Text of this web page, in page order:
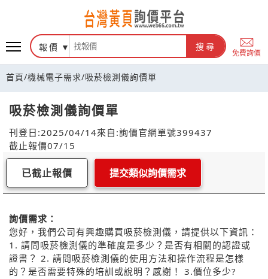
報價 搜尋
免費詢價
首頁/機械電子需求/吸菸檢測儀詢價單
吸菸檢測儀詢價單
刊登日:2025/04/14來自:詢價官網單號399437
截止報價07/15
已截止報價 提交類似詢價需求
詢價需求：
您好，我們公司有興趣購買吸菸檢測儀，請提供以下資訊：
1. 請問吸菸檢測儀的準確度是多少？是否有相關的認證或
證書？ 2. 請問吸菸檢測儀的使用方法和操作流程是怎樣
的？是否需要特殊的培訓或說明？感謝！ 3.價位多少?